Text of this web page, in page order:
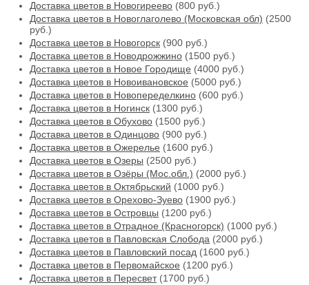
Доставка цветов в Новогиреево (800 руб.)
Доставка цветов в Новоглаголево (Московская обл) (2500
руб.)
Доставка цветов в Новогорск (900 руб.)
Доставка цветов в Новодрожжино (1500 руб.)
Доставка цветов в Новое Городище (4000 руб.)
Доставка цветов в Новоивановское (5000 руб.)
Доставка цветов в Новопеределкино (600 руб.)
Доставка цветов в Ногинск (1300 руб.)
Доставка цветов в Обухово (1500 руб.)
Доставка цветов в Одинцово (900 руб.)
Доставка цветов в Ожерелье (1600 руб.)
Доставка цветов в Озеры (2500 руб.)
Доставка цветов в Озёры (Мос.обл.) (2000 руб.)
Доставка цветов в Октябрьский (1000 руб.)
Доставка цветов в Орехово-Зуево (1900 руб.)
Доставка цветов в Островцы (1200 руб.)
Доставка цветов в Отрадное (Красногорск) (1000 руб.)
Доставка цветов в Павловская Слобода (2000 руб.)
Доставка цветов в Павловский посад (1600 руб.)
Доставка цветов в Первомайское (1200 руб.)
Доставка цветов в Пересвет(1700 руб.)